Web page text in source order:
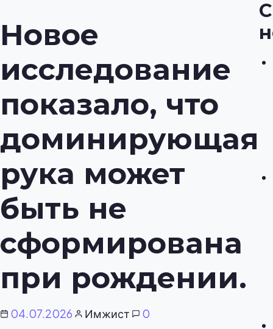
Новое
исследование
показало, что
доминирующая
рука может
быть не
сформирована
при рождении.
04.07.2026 Имжист
0